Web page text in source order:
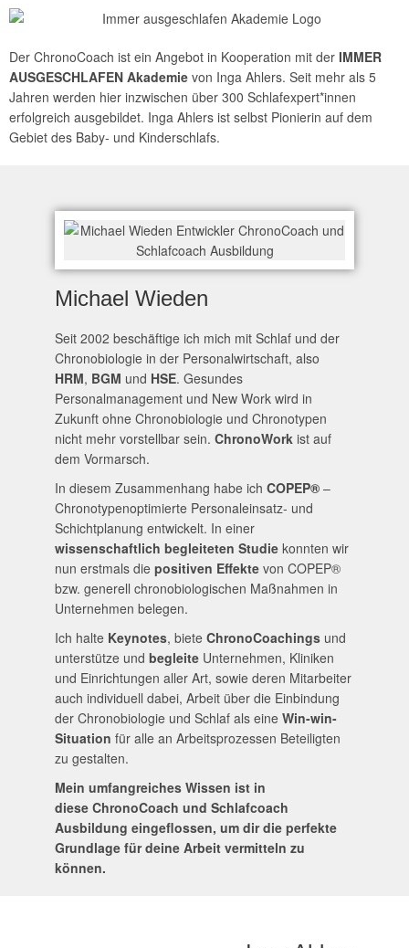
Der ChronoCoach ist ein Angebot in Kooperation mit der IMMER
AUSGESCHLAFEN Akademie von Inga Ahlers. Seit mehr als 5
Jahren werden hier inzwischen über 300 Schlafexpert*innen
erfolgreich ausgebildet. Inga Ahlers ist selbst Pionierin auf dem
Gebiet des Baby- und Kinderschlafs.
Michael Wieden
Seit 2002 beschäftige ich mich mit Schlaf und der
Chronobiologie in der Personalwirtschaft, also
HRM, BGM und HSE. Gesundes
Personalmanagement und New Work wird in
Zukunft ohne Chronobiologie und Chronotypen
nicht mehr vorstellbar sein. ChronoWork ist auf
dem Vormarsch.
In diesem Zusammenhang habe ich COPEP® –
Chronotypenoptimierte Personaleinsatz- und
Schichtplanung entwickelt. In einer
wissenschaftlich begleiteten Studie konnten wir
nun erstmals die positiven Effekte von COPEP®
bzw. generell chronobiologischen Maßnahmen in
Unternehmen belegen.
Ich halte Keynotes, biete ChronoCoachings und
unterstütze und begleite Unternehmen, Kliniken
und Einrichtungen aller Art, sowie deren Mitarbeiter
auch individuell dabei, Arbeit über die Einbindung
der Chronobiologie und Schlaf als eine Win-win-
Situation für alle an Arbeitsprozessen Beteiligten
zu gestalten.
Mein umfangreiches Wissen ist in
diese ChronoCoach und Schlafcoach
Ausbildung eingeflossen, um dir die perfekte
Grundlage für deine Arbeit vermitteln zu
können.